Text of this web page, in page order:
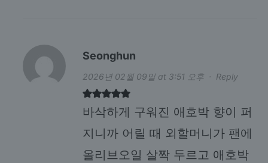
Seonghun
2026년 02월 09일 at 3:51 오후· Reply
바삭하게 구워진 애호박 향이 퍼
지니까 어릴 때 외할머니가 팬에
올리브오일 살짝 두르고 애호박